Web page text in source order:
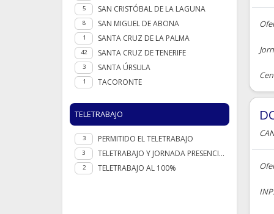
5 SAN CRISTÓBAL DE LA LAGUNA
8 SAN MIGUEL DE ABONA
1 SANTA CRUZ DE LA PALMA
42 SANTA CRUZ DE TENERIFE
3 SANTA ÚRSULA
1 TACORONTE
TELETRABAJO
3 PERMITIDO EL TELETRABAJO
3 TELETRABAJO Y JORNADA PRESENCIAL
2 TELETRABAJO AL 100%